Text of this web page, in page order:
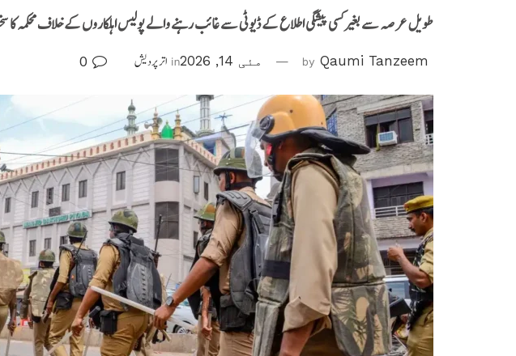
طویل عرصہ سے بغیر کسی پیشگی اطلاع کے ڈیوٹی سے غائب رہنے والے پولیس اہلکاروں کے خلاف محکمہ کا
by Qaumi Tanzeem مئی 14, 2026 in اتر پردیش